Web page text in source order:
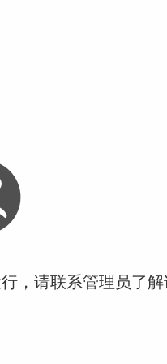
，请联系管理员了